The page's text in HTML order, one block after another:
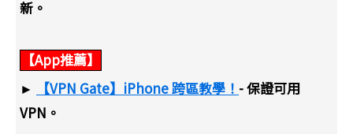
新。
【App推薦】
►
【VPN Gate】iPhone 跨區教學！ - 保證可用
VPN。